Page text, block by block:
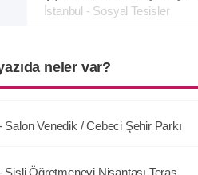
İstanbul - Sosyal Tesisler
neler var?
Salon Venedik / Cebeci Şehir Parkı
Şişli Öğretmenevi Nişantaşı Teras